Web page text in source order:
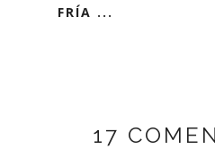
FRÍA ...
17